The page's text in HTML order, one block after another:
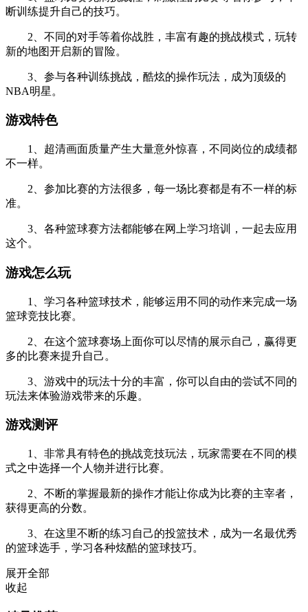
断训练提升自己的技巧。
2、不同的对手等着你战胜，丰富有趣的挑战模式，玩转
新的地图开启新的冒险。
3、参与各种训练挑战，酷炫的操作玩法，成为顶级的
NBA明星。
游戏特色
1、超清画面质量产生大量意外惊喜，不同岗位的成绩都
不一样。
2、参加比赛的方法很多，每一场比赛都是有不一样的标
准。
3、各种篮球赛方法都能够在网上学习培训，一起去应用
这个。
游戏怎么玩
1、学习各种篮球技术，能够运用不同的动作来完成一场
篮球竞技比赛。
2、在这个篮球赛场上面你可以尽情的展示自己，赢得更
多的比赛来提升自己。
3、游戏中的玩法十分的丰富，你可以自由的尝试不同的
玩法来体验游戏带来的乐趣。
游戏测评
1、非常具有特色的挑战竞技玩法，玩家需要在不同的模
式之中选择一个人物并进行比赛。
2、不断的掌握最新的操作才能让你成为比赛的主宰者，
获得更高的分数。
3、在这里不断的练习自己的投篮技术，成为一名最优秀
的篮球选手，学习各种炫酷的篮球技巧。
展开全部
收起